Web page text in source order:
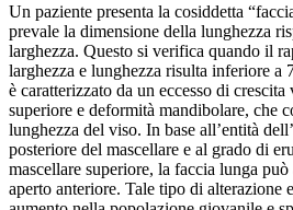
Un paziente presenta la cosiddetta
prevale la dimensione della lunghezza
larghezza. Questo si verifica quando il
larghezza e lunghezza risulta inferiore a
è caratterizzato da un eccesso di
superiore e deformità mandibolare, che
lunghezza del viso. In base all’entità
posteriore del mascellare e al grado di
mascellare superiore, la faccia lunga
aperto anteriore. Tale tipo di alterazione